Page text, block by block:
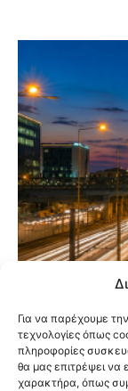
Για να παρέχουμε
τεχνολογίες όπως
πληροφορίες
θα μας επιτρέψει
χαρακτήρα, όπως
στην Αττική
τους